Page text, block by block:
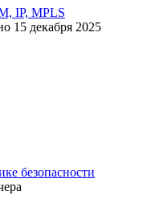
IP, MPLS
15 декабря 2025
безопасности